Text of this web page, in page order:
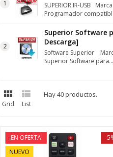
SUPERIOR IR-USB
Programador
Superior Software
Descarga]
Software Superior
Superior Software para...

Grid

List
Hay 40 productos.
¡EN OFERTA!
NUEVO
-